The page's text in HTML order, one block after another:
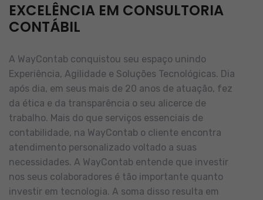
EXCELÊNCIA EM CONSULTORIA
CONTÁBIL
A WayContab conquistou seu espaço unindo
Experiência, Agilidade e Soluções Tecnológicas. Dia
após dia, em seus mais de 20 anos de atuação, fez
da ética e da transparência o seu alicerce de
trabalho. Mais do que serviços essenciais de
contabilidade, na WayContab o cliente encontra
atendimento personalizado voltado a suas
necessidades. A WayContab entende que investir
nos seus colaboradores é tão importante quanto
investir em tecnologia. A soma disso resulta em